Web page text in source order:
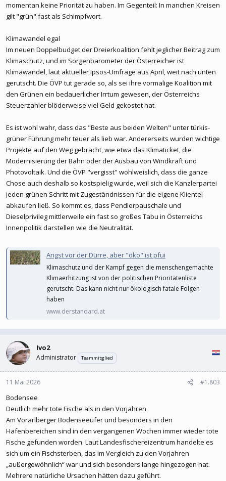
momentan keine Priorität zu haben. Im Gegenteil: In manchen Kreisen
gilt "grün" fast als Schimpfwort.
Klimawandel egal
Im neuen Doppelbudget der Dreierkoalition fehlt jeglicher Beitrag zum
Klimaschutz, und im Sorgenbarometer der Österreicher ist
Klimawandel, laut aktueller Ipsos-Umfrage aus April, weit nach unten
gerutscht. Die ÖVP tut gerade so, als sei ihre vormalige Koalition mit
den Grünen ein bedauerlicher Irrtum gewesen, der Österreichs
Steuerzahler blöderweise viel Geld gekostet hat.
Es ist wohl wahr, dass das "Beste aus beiden Welten" unter türkis-
grüner Führung mehr teuer als lieb war. Andererseits wurden wichtige
Projekte auf den Weg gebracht, wie etwa das Klimaticket, die
Modernisierung der Bahn oder der Ausbau von Windkraft und
Photovoltaik. Und die ÖVP "vergisst" wohlweislich, dass die ganze
Chose auch deshalb so kostspielig wurde, weil sich die Kanzlerpartei
jeden grünen Schritt mit Zugeständnissen für die eigene Klientel
abkaufen ließ. So kommt es, dass Pendlerpauschale und
Dieselprivileg mittlerweile ein fast so großes Tabu in Österreichs
Innenpolitik darstellen wie die Neutralität.
Angst vor der Dürre, aber "öko" ist pfui
Klimaschutz und der Kampf gegen die menschengemachte
Klimaerhitzung ist von der politischen Prioritätenliste
gerutscht. Das kann nicht nur ökologisch fatale Folgen
haben
www.derstandard.at
Ivo2
Administrator Teammitglied
11 Mai 2026 #1.803
Bodensee
Deutlich mehr tote Fische als in den Vorjahren
Am Vorarlberger Bodenseeufer und besonders in den
Hafenbereichen sind in den vergangenen Wochen immer wieder tote
Fische gefunden worden. Laut Landesfischereizentrum handelte es
sich um ein Fischsterben, das im Vergleich zu den Vorjahren
„außergewöhnlich“ war und sich besonders lange hingezogen hat.
Mehrere natürliche Ursachen hätten dazu geführt.